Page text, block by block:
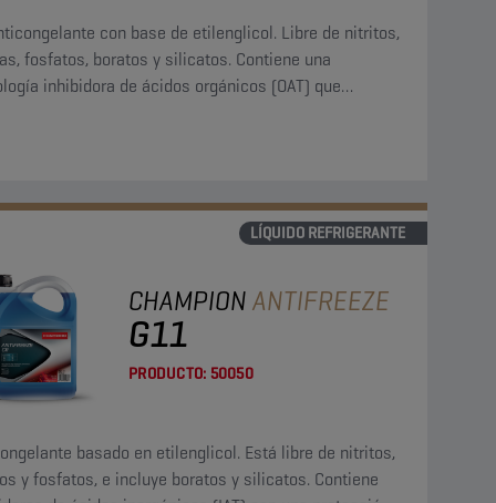
con base de etilenglicol. Libre de nitritos,
fosfatos, boratos y silicatos. Contiene una
inhibidora de ácidos orgánicos (OAT) que
LÍQUIDO REFRIGERANTE
CHAMPIONANTIFREEZE
G11
PRODUCTO: 50050
basado en etilenglicol. Está libre de nitritos,
y fosfatos, e incluye boratos y silicatos. Contiene